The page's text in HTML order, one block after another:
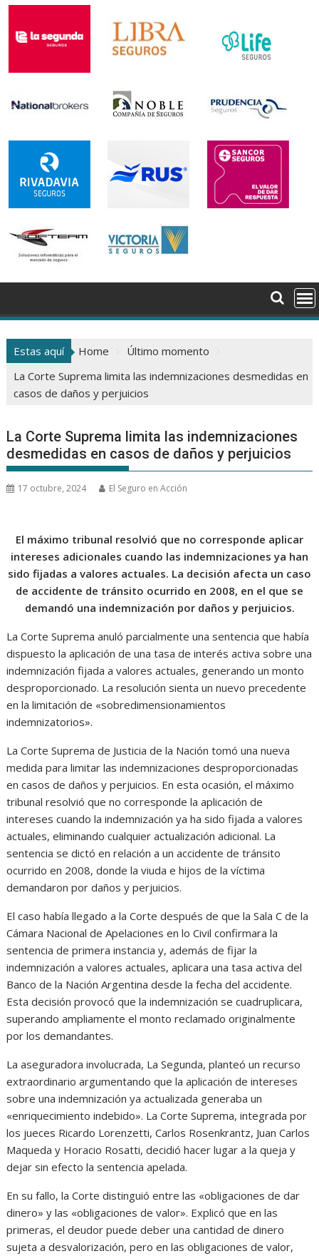
Estas aquí Home
Último momento
La Corte Suprema limita las indemnizaciones desmedidas en
casos de daños y perjuicios
La Corte Suprema limita las indemnizaciones
desmedidas en casos de daños y perjuicios
17 octubre, 2024 El Seguro en Acción
El máximo tribunal resolvió que no corresponde aplicar
intereses adicionales cuando las indemnizaciones ya han
sido fijadas a valores actuales. La decisión afecta un caso
de accidente de tránsito ocurrido en 2008, en el que se
demandó una indemnización por daños y perjuicios.
La Corte Suprema anuló parcialmente una sentencia que había
dispuesto la aplicación de una tasa de interés activa sobre una
indemnización fijada a valores actuales, generando un monto
desproporcionado. La resolución sienta un nuevo precedente
en la limitación de «sobredimensionamientos
indemnizatorios».
La Corte Suprema de Justicia de la Nación tomó una nueva
medida para limitar las indemnizaciones desproporcionadas
en casos de daños y perjuicios. En esta ocasión, el máximo
tribunal resolvió que no corresponde la aplicación de
intereses cuando la indemnización ya ha sido fijada a valores
actuales, eliminando cualquier actualización adicional. La
sentencia se dictó en relación a un accidente de tránsito
ocurrido en 2008, donde la viuda e hijos de la víctima
demandaron por daños y perjuicios.
El caso había llegado a la Corte después de que la Sala C de la
Cámara Nacional de Apelaciones en lo Civil confirmara la
sentencia de primera instancia y, además de fijar la
indemnización a valores actuales, aplicara una tasa activa del
Banco de la Nación Argentina desde la fecha del accidente.
Esta decisión provocó que la indemnización se cuadruplicara,
superando ampliamente el monto reclamado originalmente
por los demandantes.
La aseguradora involucrada, La Segunda, planteó un recurso
extraordinario argumentando que la aplicación de intereses
sobre una indemnización ya actualizada generaba un
«enriquecimiento indebido». La Corte Suprema, integrada por
los jueces Ricardo Lorenzetti, Carlos Rosenkrantz, Juan Carlos
Maqueda y Horacio Rosatti, decidió hacer lugar a la queja y
dejar sin efecto la sentencia apelada.
En su fallo, la Corte distinguió entre las «obligaciones de dar
dinero» y las «obligaciones de valor». Explicó que en las
primeras, el deudor puede deber una cantidad de dinero
sujeta a desvalorización, pero en las obligaciones de valor,